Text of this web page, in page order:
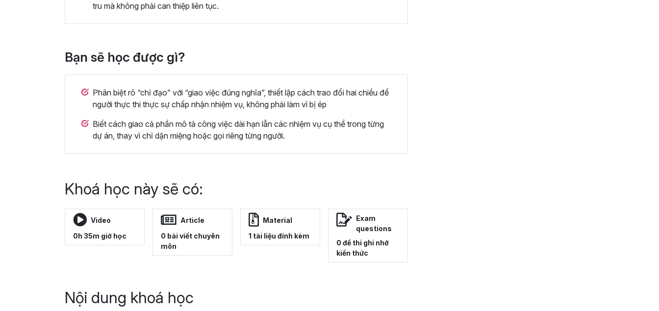
tru mà không phải can thiệp liên tục.
Bạn sẽ học được gì?
Phân biệt rõ “chỉ đạo” với “giao việc đúng nghĩa”, thiết lập cách trao đổi hai chiều để
người thực thi thực sự chấp nhận nhiệm vụ, không phải làm vì bị ép
Biết cách giao cả phần mô tả công việc dài hạn lẫn các nhiệm vụ cụ thể trong từng
dự án, thay vì chỉ dặn miệng hoặc gọi riêng từng người.
Khoá học này sẽ có:
Video
0h 35m giờ học
Article
0 bài viết chuyên
môn
Material
1 tài liệu đính kèm
Exam
questions
0 đề thi ghi nhớ
kiến thức
Nội dung khoá học